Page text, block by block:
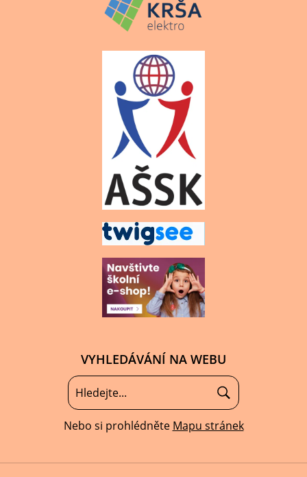
VYHLEDÁVÁNÍ NA WEBU
Nebo si prohlédněte Mapu stránek